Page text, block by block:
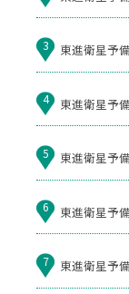
3 東進衛星予
4 東進衛星予
5 東進衛星予
6 東進衛星予
7 東進衛星予